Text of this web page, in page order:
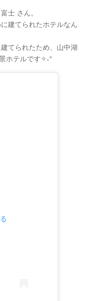
士 さん。
建てられたホテルなん
てられたため、山中湖
ホテルです✧˖°